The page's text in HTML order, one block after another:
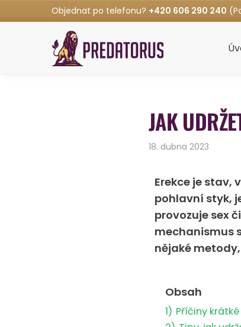
Objednat po telefonu? +420 606 290 240
JAK
18. dubna 2023
Erekce je stav,
pohlavní styk,
provozuje sex
mechanismus
nějaké
Obsah
1) Příčiny